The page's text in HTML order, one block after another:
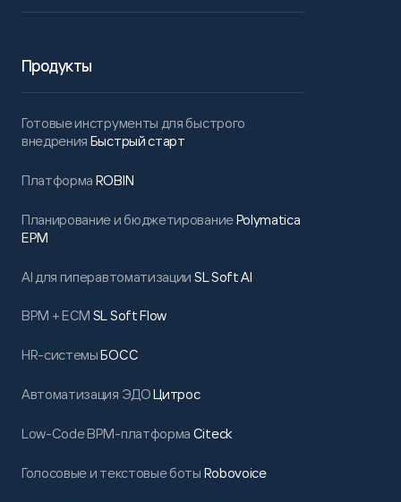
Продукты
Готовые инструменты для быстрого
внедрения Быстрый старт
Платформа ROBIN
Планирование и бюджетированиеPolymatica
EPM
AI для гиперавтоматизации SL Soft AI
BPM + ECM SL Soft Flow
HR-системыБОСС
Автоматизация ЭДОЦитрос
Low-Code BPM-платформа Citeck
Голосовые и текстовые боты Robovoice